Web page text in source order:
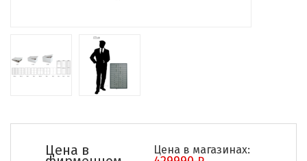
Цена в Цена в магазинах: